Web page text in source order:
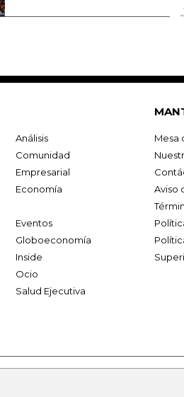
Análisis
Comunidad
Empresarial
Economía
Eventos
Globoeconomía
Inside
Ocio
Salud Ejecutiva
Mesa
Aviso